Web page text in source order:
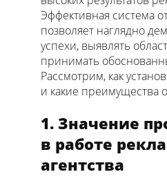
Эффективная система
позволяет наглядно
успехи, выявлять
принимать
Рассмотрим, как
и какие преимущества
1. Значение
в работе
агентства